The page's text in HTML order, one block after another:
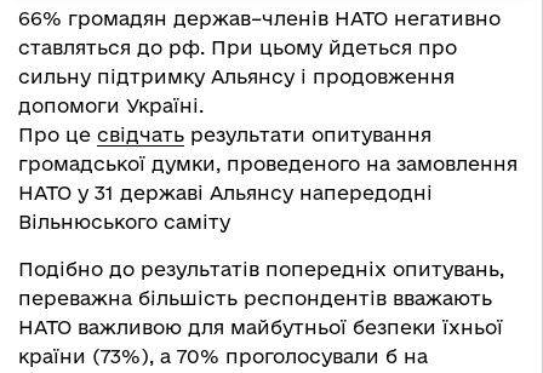
66% громадян держав–членів НАТО негативно
ставляться до рф. При цьому йдеться про
сильну підтримку Альянсу і продовження
допомоги Україні.
Про це свідчать результати опитування
громадської думки, проведеного на замовлення
НАТО у 31 державі Альянсу напередодні
Вільнюського саміту
Подібно до результатів попередніх опитувань,
переважна більшість респондентів вважають
НАТО важливою для майбутньої безпеки їхньої
країни (73%), а 70% проголосували б на